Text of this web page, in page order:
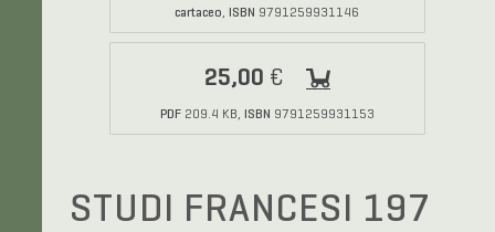
cartaceo, ISBN 9791259931146
25,00 €
PDF209.4 KB, ISBN 9791259931153
STUDI FRANCESI 197